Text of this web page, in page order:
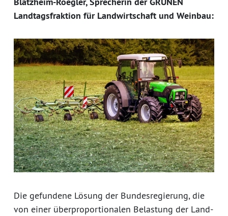
Landtagsfraktion für Landwirtschaft und Weinbau:
Die gefundene Lösung der Bundesregierung, die
von einer überproportionalen Belastung der Land-